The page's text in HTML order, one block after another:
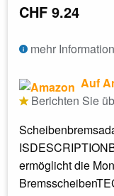
CHF 9.24
mehr
Auf
Berichten Sie
ermöglicht die